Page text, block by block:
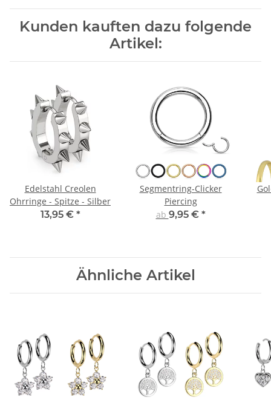
Kunden kauften dazu folgende
Artikel:
Edelstahl Creolen
Ohrringe - Spitze - Silber
13,95 € *
Segmentring-Clicker
Piercing
ab 9,95 € *
Ähnliche Artikel